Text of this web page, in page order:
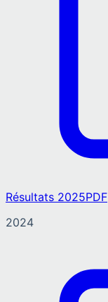
Résultats 2025PDF
2024